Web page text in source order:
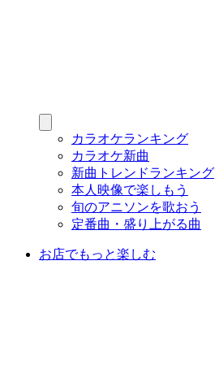
カラオケランキング
カラオケ新曲
新曲トレンドランキング
本人映像で楽しもう
旬のアニソンを歌おう
定番曲・盛り上がる曲
お店でもっと楽しむ